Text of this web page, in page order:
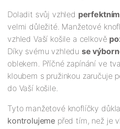
Doladit svůj vzhled
velmi důležité. Manžetové
vzhled Vaší košile a celkově
Díky svému vzhledu se
oblekem. Příčné zapínání ve
kloubem s pružinkou zaručuje
do Vaší košile.
Tyto manžetové knoflíčky
kontrolujeme před tím, než je